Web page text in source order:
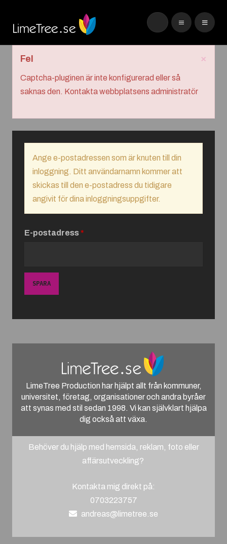
×
Fel
Captcha-pluginen är inte konfigurerad eller så
saknas den. Kontakta webbplatsens administratör
Ange e-postadressen som är knuten till din
inloggning. Ditt användarnamn kommer att
skickas till den e-postadress du tidigare
angivit för dina inloggningsuppgifter.
E-postadress*
SPARA
LimeTree Production har hjälpt allt från kommuner,
universitet, företag, organisationer och andra byråer
att synas med stil sedan 1998. Vi kan självklart hjälpa
dig också att växa.
Behöver du hjälp med hemsida, reklam, foto eller
affärsutveckling?
Kontakta mig direkt på:
0703223757
andreas@limetree.se